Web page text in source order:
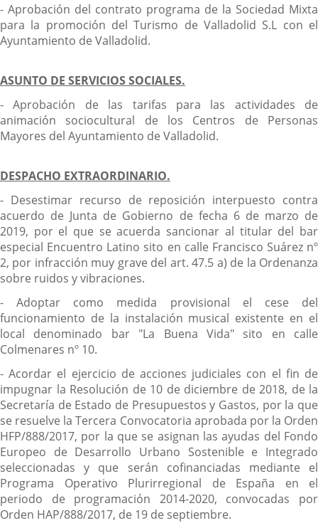
- Aprobación del contrato programa de la Sociedad Mixta
para la promoción del Turismo de Valladolid S.L con el
Ayuntamiento de Valladolid.
ASUNTO DE SERVICIOS SOCIALES.
- Aprobación de las tarifas para las actividades de
animación sociocultural de los Centros de Personas
Mayores del Ayuntamiento de Valladolid.
DESPACHO EXTRAORDINARIO.
- Desestimar recurso de reposición interpuesto contra
acuerdo de Junta de Gobierno de fecha 6 de marzo de
2019, por el que se acuerda sancionar al titular del bar
especial Encuentro Latino sito en calle Francisco Suárez nº
2, por infracción muy grave del art. 47.5 a) de la Ordenanza
sobre ruidos y vibraciones.
- Adoptar como medida provisional el cese del
funcionamiento de la instalación musical existente en el
local denominado bar "La Buena Vida" sito en calle
Colmenares nº 10.
- Acordar el ejercicio de acciones judiciales con el fin de
impugnar la Resolución de 10 de diciembre de 2018, de la
Secretaría de Estado de Presupuestos y Gastos, por la que
se resuelve la Tercera Convocatoria aprobada por la Orden
HFP/888/2017, por la que se asignan las ayudas del Fondo
Europeo de Desarrollo Urbano Sostenible e Integrado
seleccionadas y que serán cofinanciadas mediante el
Programa Operativo Plurirregional de España en el
periodo de programación 2014-2020, convocadas por
Orden HAP/888/2017, de 19 de septiembre.